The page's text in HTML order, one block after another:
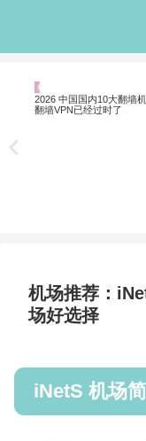
机场推荐
机场推荐：
场好选择
iNetS 机场